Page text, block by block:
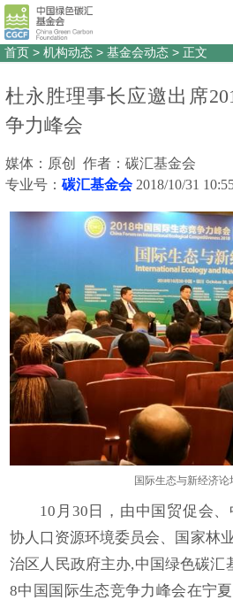
首页 > 机构动态 > 基金会动态 > 正文
杜永胜理事长应邀出席
争力峰会
媒体：原创 作者：碳汇基金会
专业号： 碳汇基金会 2018/10/31
国际生态与新经济论
10月30日，由中国贸促会
协人口资源环境委员会、国家林
治区人民政府主办,中国绿色碳汇
8中国国际生态竞争力峰会在宁